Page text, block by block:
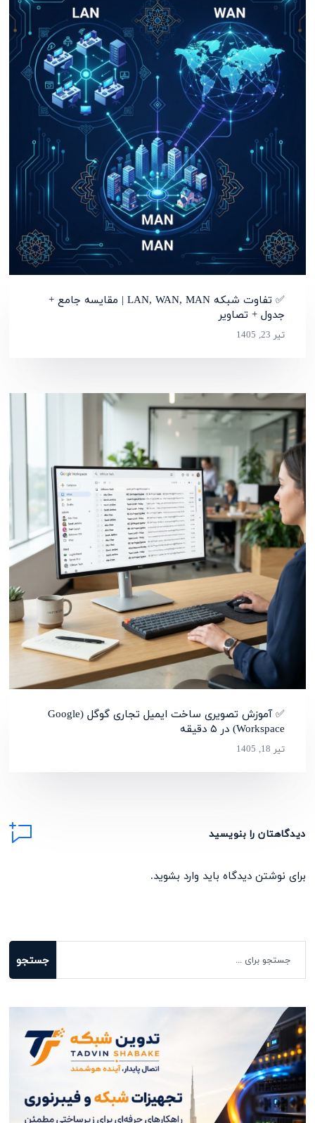
✅ تفاوت شبکه LAN, WAN, MAN | مقایسه جامع +
جدول + تصاویر
تیر 23, 1405
✅ آموزش تصویری ساخت ایمیل تجاری گوگل (Google
Workspace) در ۵ دقیقه
تیر 18, 1405
دیدگاهتان را بنویسید
برای نوشتن دیدگاه باید وارد بشوید.
جستجو